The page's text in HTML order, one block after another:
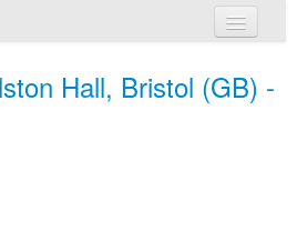
Hall, Bristol (GB) -